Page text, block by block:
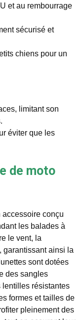
et au rembourrage
sécurisé et
chiens pour un
limitant son
éviter que les
de moto
accessoire conçu
les balades à
le vent, la
garantissant ainsi la
sont dotées
des sangles
lentilles résistantes
formes et tailles de
pleinement des